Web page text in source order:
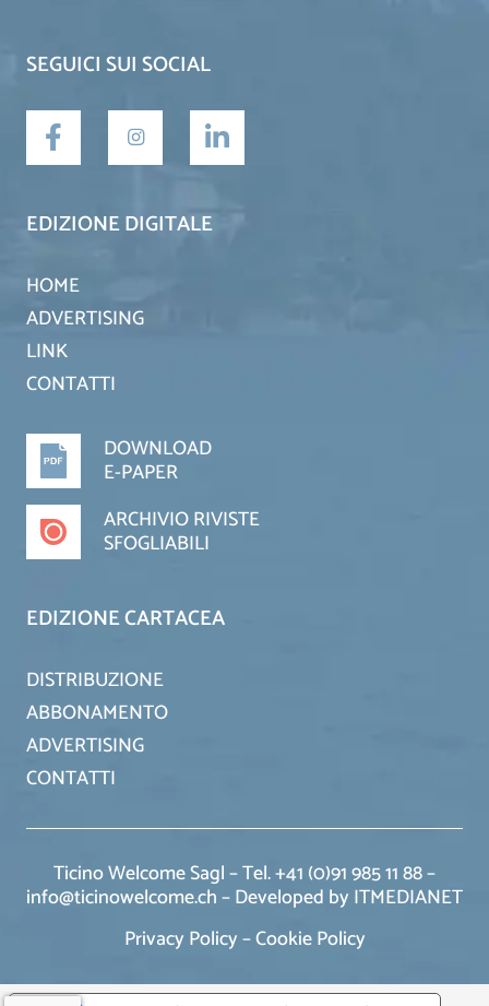
SEGUICI SUI SOCIAL
EDIZIONE DIGITALE
HOME
ADVERTISING
LINK
CONTATTI
DOWNLOAD
E-PAPER
ARCHIVIO RIVISTE
SFOGLIABILI
EDIZIONE CARTACEA
DISTRIBUZIONE
ABBONAMENTO
ADVERTISING
CONTATTI
Ticino Welcome Sagl – Tel. +41 (0)91 985 11 88 –
info@ticinowelcome.ch –Developed by ITMEDIANET
Privacy Policy–Cookie Policy